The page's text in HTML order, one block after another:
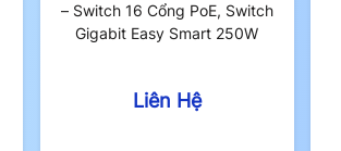
– Switch 16 Cổng PoE, Switch
Gigabit Easy Smart 250W
Liên Hệ